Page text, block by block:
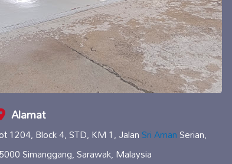
Alamat
1204, Block 4, STD, KM 1, JalanSri AmanSerian,
Simanggang, Sarawak, Malaysia